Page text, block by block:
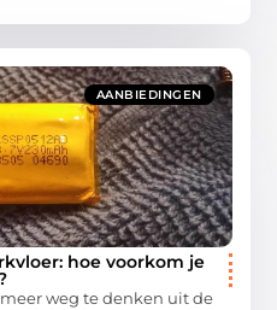
AANBIEDINGEN
hoe voorkom je
weg te denken uit de